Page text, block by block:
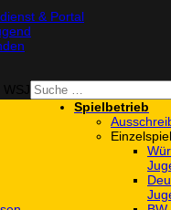
& Portal
Spielbetrieb